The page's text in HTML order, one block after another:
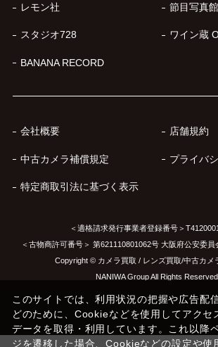
レモン社 節目写真館
スタジオ728 ワイン蔵
BANANA RECORD
会社概要 店舗規約
中古カメラ補償規定 プライバ
特定商取引法に基づく表示
＜適格請求発行事業者登録番号＞
＜古物商許可番号＞ 第621110801062号 大阪府公安委
Copyright © カメラ買取 / レンズ買取/中古カメ
NANIWA Group All Rights Reserved.
このサイトでは、利用状況の把握や広告配
どのために、Cookieなどを使用してアクセ
データを取得・利用しています。これ以降
ジを遷移した場合、Cookieなどの設定や使